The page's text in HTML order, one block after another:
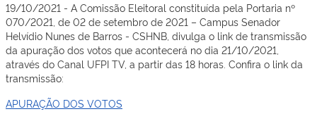
19/10/2021 - A Comissão Eleitoral constituída pela Portaria nº
070/2021, de 02 de setembro de 2021 – Campus Senador
Helvídio Nunes de Barros - CSHNB, divulga o link de transmissão
da apuração dos votos que acontecerá no dia 21/10/2021,
através do Canal UFPI TV, a partir das 18 horas. Confira o link da
transmissão:
APURAÇÃO DOS VOTOS